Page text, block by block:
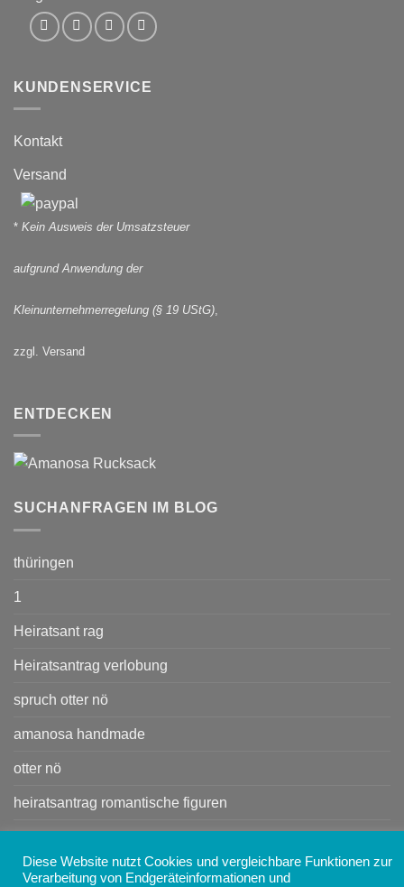
KUNDENSERVICE
Kontakt
Versand
* Kein Ausweis der Umsatzsteuer
aufgrund Anwendung der
Kleinunternehmerregelung (§ 19 UStG),
zzgl. Versand
ENTDECKEN
SUCHANFRAGEN IM BLOG
thüringen
1
Heiratsant rag
Heiratsantrag verlobung
spruch otter nö
amanosa handmade
otter nö
heiratsantrag romantische figuren
Handtasche
Diese Website nutzt Cookies und vergleichbare Funktionen zur
Verarbeitung von Endgeräteinformationen und